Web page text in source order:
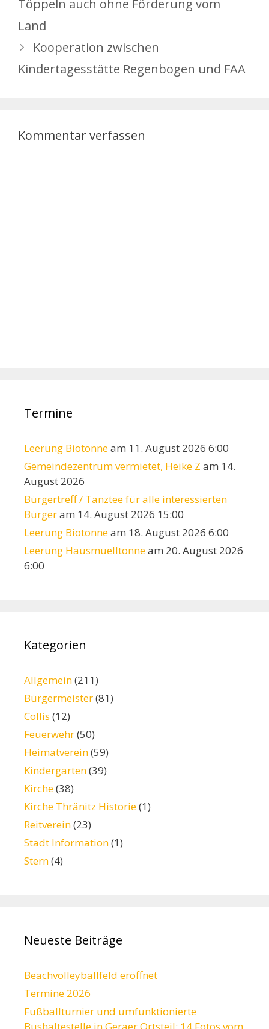
Töppeln auch ohne Förderung vom
Land
Kooperation zwischen
Kindertagesstätte Regenbogen und FAA
Kommentar verfassen
Termine
Leerung Biotonneam 11. August 2026 6:00
Gemeindezentrum vermietet, Heike Z am 14.
August 2026
Bürgertreff / Tanztee für alle interessierten
Bürgeram 14. August 2026 15:00
Leerung Biotonneam 18. August 2026 6:00
Leerung Hausmuelltonneam 20. August 2026
6:00
Kategorien
Allgemein(211)
Bürgermeister(81)
Collis (12)
Feuerwehr(50)
Heimatverein(59)
Kindergarten(39)
Kirche(38)
Kirche Thränitz Historie(1)
Reitverein(23)
Stadt Information(1)
Stern(4)
Neueste Beiträge
Beachvolleyballfeld eröffnet
Termine 2026
Fußballturnier und umfunktionierte
Bushaltestelle in Geraer Ortsteil: 14 Fotos vom